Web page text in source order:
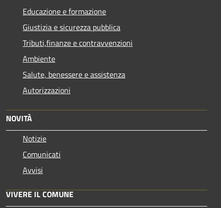
Educazione e formazione
Giustizia e sicurezza pubblica
Tributi,finanze e contravvenzioni
Ambiente
Salute, benessere e assistenza
Autorizzazioni
NOVITÀ
Notizie
Comunicati
Avvisi
VIVERE IL COMUNE